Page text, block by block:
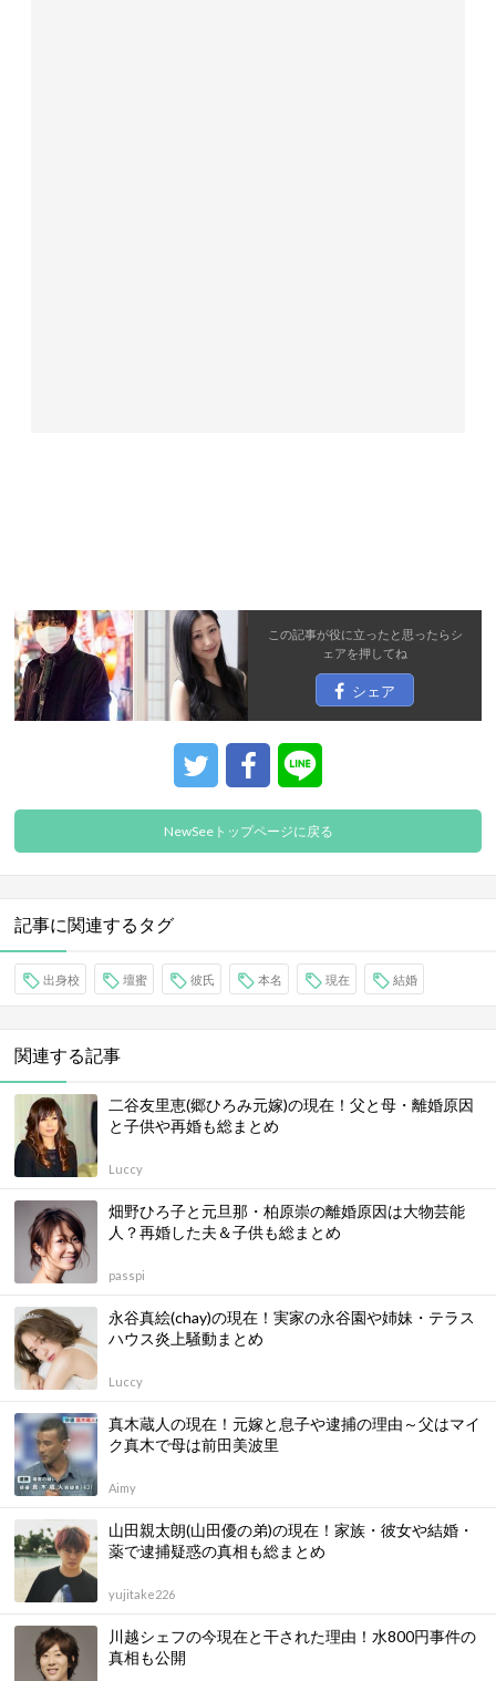
この記事が役に立ったと思ったらシ
ェアを押してね
シェア
NewSeeトップページに戻る
記事に関連するタグ
出身校 壇蜜 彼氏 本名 現在 結婚
関連する記事
二谷友里恵(郷ひろみ元嫁)の現在！父と母・離婚原因
と子供や再婚も総まとめ
Luccy
畑野ひろ子と元旦那・柏原崇の離婚原因は大物芸能
人？再婚した夫＆子供も総まとめ
passpi
永谷真絵(chay)の現在！実家の永谷園や姉妹・テラス
ハウス炎上騒動まとめ
Luccy
真木蔵人の現在！元嫁と息子や逮捕の理由～父はマイ
ク真木で母は前田美波里
Aimy
山田親太朗(山田優の弟)の現在！家族・彼女や結婚・
薬で逮捕疑惑の真相も総まとめ
yujitake226
川越シェフの今現在と干された理由！水800円事件の
真相も公開